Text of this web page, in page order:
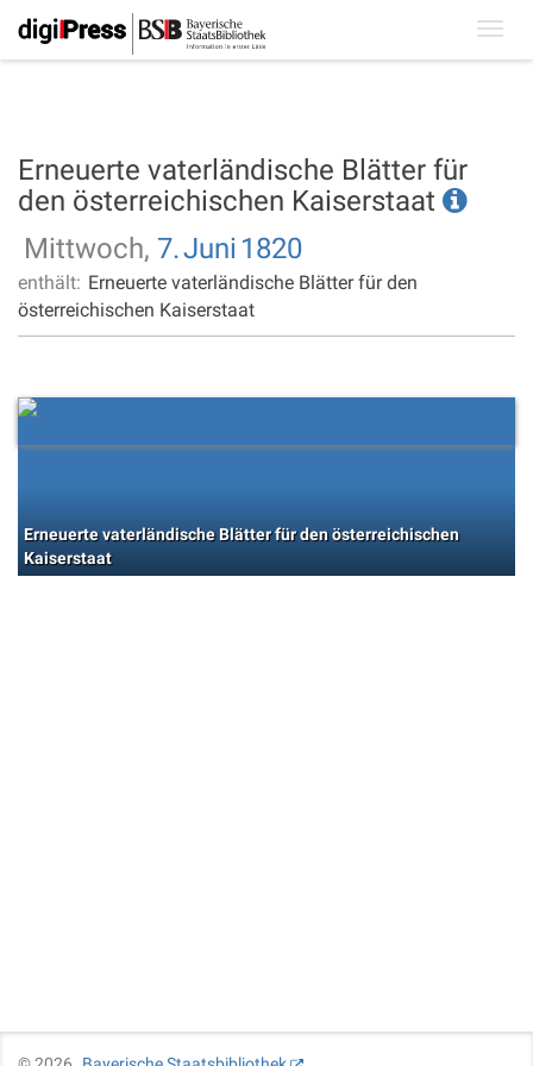
Erneuerte vaterländische Blätter für
den österreichischen Kaiserstaat
Mittwoch, 7.Juni 1820
enthält: Erneuerte vaterländische Blätter für den
österreichischen Kaiserstaat
Erneuerte vaterländische Blätter für den österreichischen
Kaiserstaat